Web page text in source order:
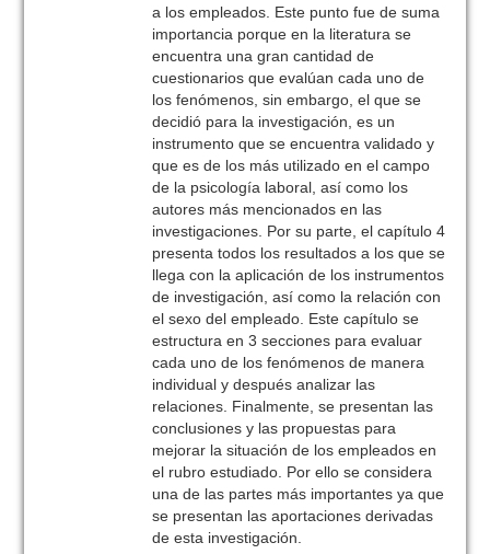
a los empleados. Este punto fue de suma
importancia porque en la literatura se
encuentra una gran cantidad de
cuestionarios que evalúan cada uno de
los fenómenos, sin embargo, el que se
decidió para la investigación, es un
instrumento que se encuentra validado y
que es de los más utilizado en el campo
de la psicología laboral, así como los
autores más mencionados en las
investigaciones. Por su parte, el capítulo 4
presenta todos los resultados a los que se
llega con la aplicación de los instrumentos
de investigación, así como la relación con
el sexo del empleado. Este capítulo se
estructura en 3 secciones para evaluar
cada uno de los fenómenos de manera
individual y después analizar las
relaciones. Finalmente, se presentan las
conclusiones y las propuestas para
mejorar la situación de los empleados en
el rubro estudiado. Por ello se considera
una de las partes más importantes ya que
se presentan las aportaciones derivadas
de esta investigación.